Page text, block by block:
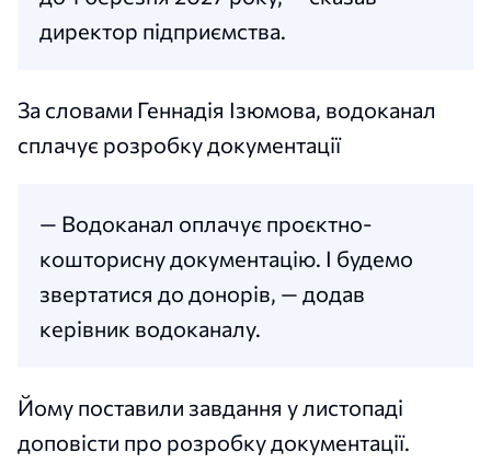
директор підприємства.
За словами Геннадія Ізюмова, водоканал
сплачує розробку документації
— Водоканал оплачує проєктно-
кошторисну документацію. І будемо
звертатися до донорів, — додав
керівник водоканалу.
Йому поставили завдання у листопаді
доповісти про розробку документації.